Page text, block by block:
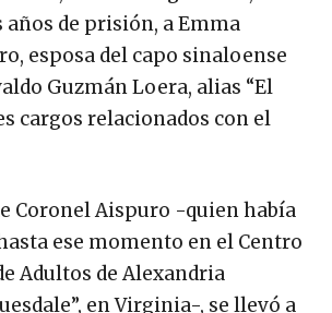
años de prisión, a Emma
esposa del capo sinaloense
Guzmán Loera, alias “El
cargos relacionados con el
Coronel Aispuro -quien había
ese momento en el Centro
Adultos de Alexandria
en Virginia-, se llevó a